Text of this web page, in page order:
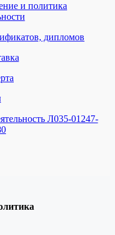
и политика
дипломов
Л035-01247-